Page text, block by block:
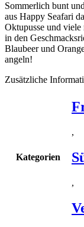
Sommerlich bunt
aus Happy Seafari
Oktupusse und
in den
Blaubeer und
angeln!
Zusätzliche
Kategorien
,
,